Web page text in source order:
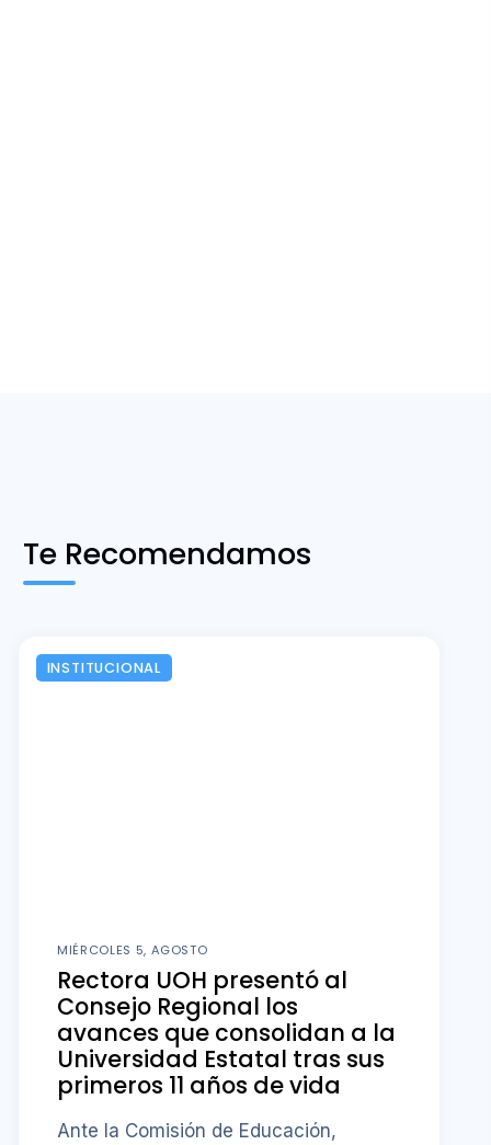
Te Recomendamos
INSTITUCIONAL
MIÉRCOLES 5, AGOSTO
Rectora UOH presentó al
Consejo Regional los
avances que consolidan a la
Universidad Estatal tras sus
primeros 11 años de vida
Ante la Comisión de Educación,